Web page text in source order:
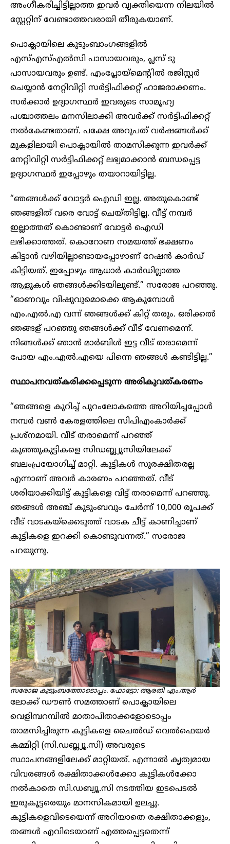
അംഗീകരിച്ചിട്ടില്ലാത്ത ഇവർ വ്യക്തിയെന്ന നിലയിൽ
സ്റ്റേറ്റിന് വേണ്ടാത്തവരായി തീരുകയാണ്.
പൊക്ലായിലെ കുടുംബാംഗങ്ങളിൽ
എസ്എസ്എൽസി പാസായവരും, പ്ലസ് ടു
പാസായവരും ഉണ്ട്. എംപ്ലോയ്മെന്റിൽ രജിസ്റ്റർ
ചെയ്യാൻ നേറ്റിവിറ്റി സർട്ടിഫിക്കറ്റ് ഹാജരാക്കണം.
സർക്കാർ ഉദ്യാഗസ്ഥർ ഇവരുടെ സാമൂഹ്യ
പശ്ചാത്തലം മനസിലാക്കി അവർക്ക് സർട്ടിഫിക്കറ്റ്
നൽകേണ്ടതാണ്. പക്ഷേ അറുപത് വർഷങ്ങൾക്ക്
മുകളിലായി പൊക്ലായിൽ താമസിക്കുന്ന ഇവർക്ക്
നേറ്റിവിറ്റി സർട്ടിഫിക്കറ്റ് ലഭ്യമാക്കാൻ ബന്ധപ്പെട്ട
ഉദ്യാഗസ്ഥർ ഇപ്പോഴും തയാറായിട്ടില്ല.
“ഞങ്ങൾക്ക് വോട്ടർ ഐഡി ഇല്ല. അതുകൊണ്ട്
ഞങ്ങളിത് വരെ വോട്ട് ചെയ്തിട്ടില്ല. വീട്ട് നമ്പർ
ഇല്ലാത്തത് കൊണ്ടാണ് വോട്ടർ ഐഡി
ലഭിക്കാത്തത്. കൊറോണ സമയത്ത് ഭക്ഷണം
കിട്ടാൻ വഴിയില്ലാണ്ടായപ്പോഴാണ് റേഷൻ കാർഡ്
കിട്ടിയത്. ഇപ്പോഴും ആധാർ കാർഡില്ലാത്ത
ആളുകൾ ഞങ്ങൾക്കിടയിലുണ്ട്.” സരോജ പറഞ്ഞു.
“ഓണവും വിഷുവുമൊക്കെ ആകുമ്പോൾ
എം.എൽ.എ വന്ന് ഞങ്ങൾക്ക് കിറ്റ് തരും. ഒരിക്കൽ
ഞങ്ങള് പറഞ്ഞു ഞങ്ങൾക്ക് വീട് വേണമെന്ന്.
നിങ്ങൾക്ക് ഞാൻ മാർബിൾ ഇട്ട വീട് തരാമെന്ന്
പോയ എം.എൽ.എയെ പിന്നെ ഞങ്ങൾ കണ്ടിട്ടില്ല.”
സ്ഥാപനവത്കരിക്കപ്പെടുന്ന അരികുവത്കരണം
“ഞങ്ങളെ കുറിച്ച് പുറംലോകത്തെ അറിയിച്ചപ്പോൾ
നമ്പർ വൺ കേരളത്തിലെ സിപിഎംകാർക്ക്
പ്രശ്നമായി. വീട് തരാമെന്ന് പറഞ്ഞ്
കുഞ്ഞുകുട്ടികളെ സിഡബ്ല്യൂസിയിലേക്ക്
ബലംപ്രയോഗിച്ച് മാറ്റി. കുട്ടികൾ സുരക്ഷിതരല്ല
എന്നാണ് അവർ കാരണം പറഞ്ഞത്. വീട്
ശരിയാക്കിയിട്ട് കുട്ടികളെ വിട്ട് തരാമെന്ന് പറഞ്ഞു.
ഞങ്ങൾ അഞ്ച് കുടുംബവും ചേർന്ന് 10,000 രൂപക്ക്
വീട് വാടകയ്ക്കെടുത്ത് വാടക ചീട്ട് കാണിച്ചാണ്
കുട്ടികളെ ഇറക്കി കൊണ്ടുവന്നത്.” സരോജ
പറയുന്നു.
സരോജ കുടുംബത്തോടൊപ്പം. ഫോട്ടോ: ആരതി എം.ആർ
ലോക്ക് ഡൗൺ സമത്താണ് പൊക്ലായിലെ
വെളിമ്പറമ്പിൽ മാതാപിതാക്കളോടൊപ്പം
താമസിച്ചിരുന്ന കുട്ടികളെ ചൈൽഡ് വെൽഫെയർ
കമ്മിറ്റി (സി.ഡബ്ല്യൂ.സി) അവരുടെ
സ്ഥാപനങ്ങളിലേക്ക് മാറ്റിയത്. എന്നാൽ കൃത്യമായ
വിവരങ്ങൾ രക്ഷിതാക്കൾക്കോ കുട്ടികൾക്കോ
നൽകാതെ സി.ഡബ്യൂ.സി നടത്തിയ ഇടപെടൽ
ഇരുകൂട്ടരെയും മാനസികമായി ഉലച്ചു.
കുട്ടികളെവിടെയെന്ന് അറിയാതെ രക്ഷിതാക്കളും,
തങ്ങൾ എവിടെയാണ് എത്തപ്പെട്ടതെന്ന്